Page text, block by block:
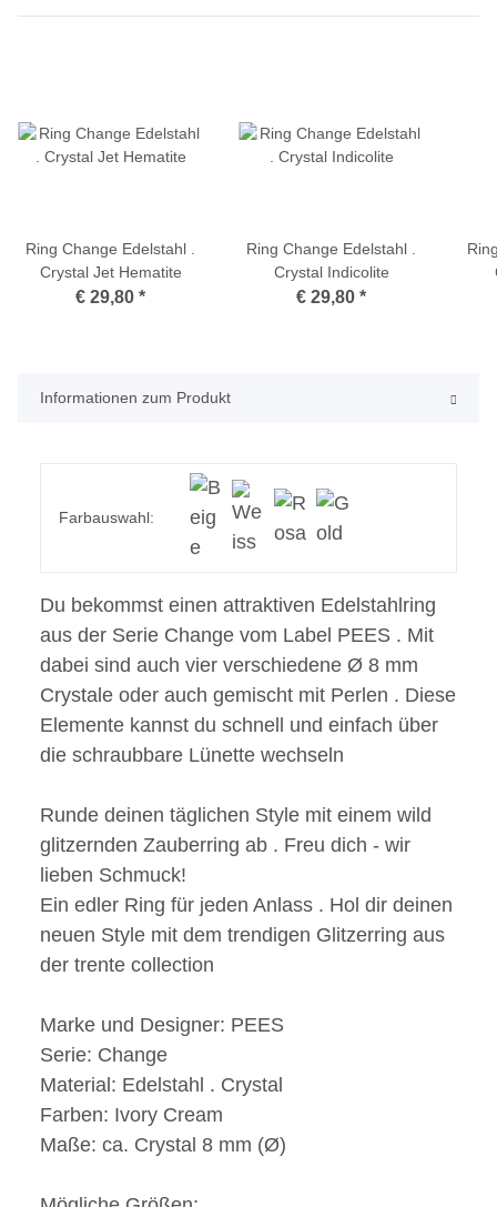
Informationen zum Produkt
Du bekommst einen attraktiven Edelstahlring
aus der Serie Change vom Label PEES . Mit
dabei sind auch vier verschiedene Ø 8 mm
Crystale oder auch gemischt mit Perlen . Diese
Elemente kannst du schnell und einfach über
die schraubbare Lünette wechseln
Runde deinen täglichen Style mit einem wild
glitzernden Zauberring ab . Freu dich - wir
lieben Schmuck!
Ein edler Ring für jeden Anlass . Hol dir deinen
neuen Style mit dem trendigen Glitzerring aus
der trente collection
Marke und Designer: PEES
Serie: Change
Material: Edelstahl . Crystal
Farben: Ivory Cream
Maße: ca. Crystal 8 mm (Ø)
Farbauswahl:
Ring Change Edelstahl .
Crystal Jet Hematite
€ 29,80 *
Ring Change Edelstahl .
Crystal Indicolite
€ 29,80 *